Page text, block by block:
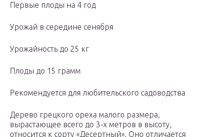
Первые плоды на 4 год
Урожай в середине сенября
Урожайность до 25 кг
Плоды до 15 грамм
Рекомендуется для любительского садоводства
Дерево грецкого ореха малого размера,
вырастающее всего до 3-х метров в высоту,
относится к сорту «Десертный». Оно отличается